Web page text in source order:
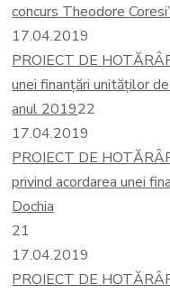
concurs Theodore
17.04.2019
PROIECT DE
unei finanțări unităților
anul 201922
17.04.2019
PROIECT DE
privind acordarea unei
Dochia
21
17.04.2019
PROIECT DE